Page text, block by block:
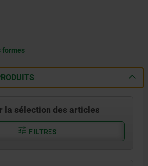
formes
la sélection des articles
FILTRES